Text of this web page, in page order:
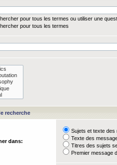
pour tous les termes ou utiliser une
pour tous les termes
recherche
dans:
Sujets et texte des
Texte des
Titres des sujets
Premier message